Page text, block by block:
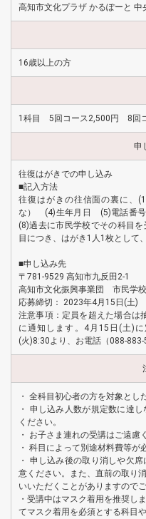
高知市文化プラザ かるぽーと 中
16歳以上の方
1科目 5回コース2,500円 8回
申
往復はがきでの申し込み
■記入方法
往復はがきの往信面の裏に
な） (4)生年月日 (5)電話番
(8)過去に市民学校でその科目
目につき、はがき1人1枚として
■申し込み先
〒781-9529 高知市九反田2-1
高知市文化振興事業団 市民学
応募締切： 2023年4月15日(土)
注意事項：定員を超えた場合は
に通知します。4月15日(土)
(火)8:30より、お電話（088-
・ 全科目初心者の方を対象とし
・ 申し込み人数が規定数に達
ください。
・ お子さま連れの受講はご遠慮
・ 科目によって別途材料費等が
・ 申し込み後の取り消しや欠
意ください。また、直前の取り
いいただくことがありますので
・受講中はマスク着用を推奨し
てマスク着用を必須とする科目